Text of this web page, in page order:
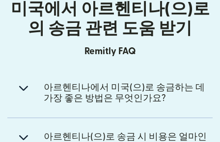
미국에서 아르헨티나(으)로
의 송금 관련 도움 받기
Remitly FAQ
아르헨티나에서 미국(으)로 송금하는 데
가장 좋은 방법은 무엇인가요?
아르헨티나(으)로 송금 시 비용은 얼마인